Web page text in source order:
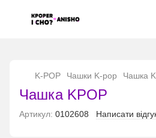
K-POP Чашки K-pop Чашка
Чашка KPOP
Артикул: 0102608 Написати